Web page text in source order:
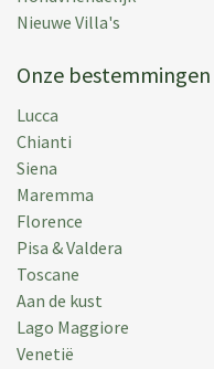
crew" was delighted
recommend that.
well maintained and
and can recommend
Geplaats:
Vakantieperiode:
Barbara F.
Nieuwe Villa's
Onze bestemmingen
Lucca
Chianti
Siena
Maremma
Florence
Pisa & Valdera
Toscane
Aan de kust
Lago Maggiore
Venetië